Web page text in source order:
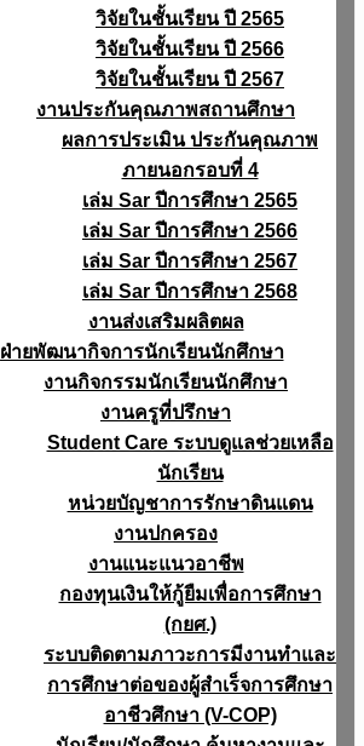
วิจัยในชั้นเรียน ปี 2565
วิจัยในชั้นเรียน ปี 2566
วิจัยในชั้นเรียน ปี 2567
งานประกันคุณภาพสถานศึกษา
ผลการประเมิน ประกันคุณภาพ
ภายนอกรอบที่ 4
เล่ม Sar ปีการศึกษา 2565
เล่ม Sar ปีการศึกษา 2566
เล่ม Sar ปีการศึกษา 2567
เล่ม Sar ปีการศึกษา 2568
งานส่งเสริมผลิตผล
ฝ่ายพัฒนากิจการนักเรียนนักศึกษา
งานกิจกรรมนักเรียนนักศึกษา
งานครูที่ปรึกษา
Student Care ระบบดูแลช่วยเหลือ
นักเรียน
หน่วยบัญชาการรักษาดินแดน
งานปกครอง
งานแนะแนวอาชีพ
กองทุนเงินให้กู้ยืมเพื่อการศึกษา
(กยศ.)
ระบบติดตามภาวะการมีงานทำและ
การศึกษาต่อของผู้สำเร็จการศึกษา
อาชีวศึกษา (V-COP)